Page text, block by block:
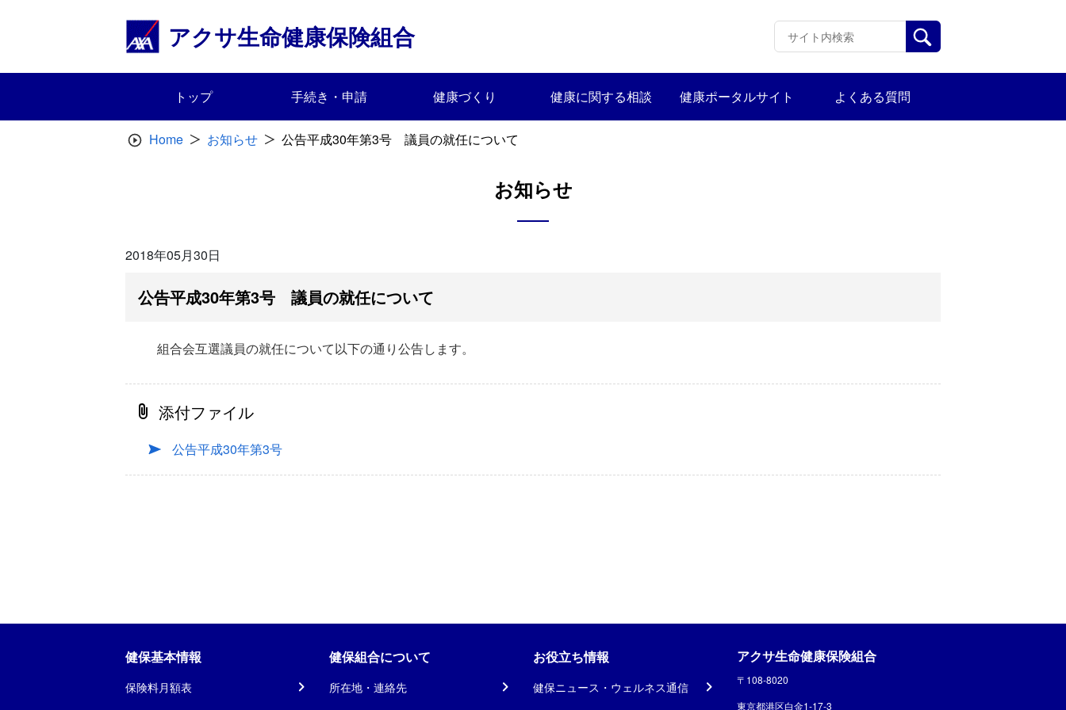
アクサ生命健康保険組合
トップ 手続き・申請 健康づくり 健康に関する相談 健康ポータルサイト よくある質問
Home お知らせ 公告平成30年第3号 議員の就任について
お知らせ
2018年05月30日
公告平成30年第3号 議員の就任について
組合会互選議員の就任について以下の通り公告します。
添付ファイル
公告平成30年第3号
健保基本情報
保険料月額表
健保組合について
所在地・連絡先
お役立ち情報
健保ニュース・ウェルネス通信
アクサ生命健康保険組合
〒108-8020
東京都港区白金1-17-3